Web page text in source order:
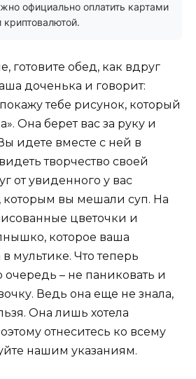
официально оплатить картами
готовите обед, как вдруг
доченька и говорит:
тебе рисунок, который
Она берет вас за руку и
идете вместе с ней в
творчество своей
от увиденного у вас
которым вы мешали суп. На
цветочки и
которое ваша
мультике. Что теперь
– не паниковать и
Ведь она еще не знала,
Она лишь хотела
отнеситесь ко всему
нашим указаниям.